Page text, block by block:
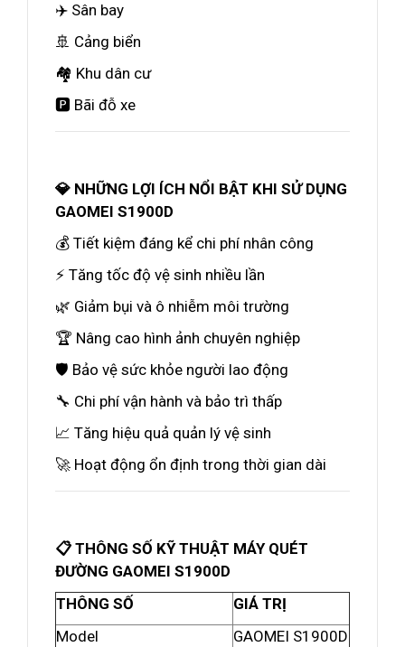
✈️ Sân bay
🚢 Cảng biển
🏘️ Khu dân cư
🅿️ Bãi đỗ xe
💎 NHỮNG LỢI ÍCH NỔI BẬT KHI SỬ DỤNG
GAOMEI S1900D
💰 Tiết kiệm đáng kể chi phí nhân công
⚡ Tăng tốc độ vệ sinh nhiều lần
🌿 Giảm bụi và ô nhiễm môi trường
🏆 Nâng cao hình ảnh chuyên nghiệp
🛡️ Bảo vệ sức khỏe người lao động
🔧 Chi phí vận hành và bảo trì thấp
📈 Tăng hiệu quả quản lý vệ sinh
🚀 Hoạt động ổn định trong thời gian dài
📋 THÔNG SỐ KỸ THUẬT MÁY QUÉT
ĐƯỜNG GAOMEI S1900D
THÔNG SỐ
GIÁ TRỊ
Model
GAOMEI S1900D